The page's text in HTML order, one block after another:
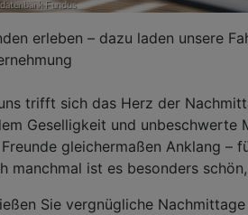
erleben – dazu laden unsere
trifft sich das Herz der
Geselligkeit und unbeschwerte
gleichermaßen Anklang –
manchmal ist es besonders
Sie vergnügliche